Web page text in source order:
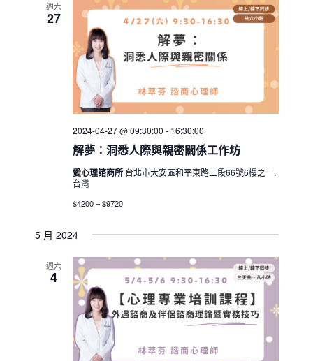
週六
27
解夢：洞悉人際與親密關係工作坊
2024-04-27 @ 09:30:00 - 16:30:00
愛心理諮商所 台北市大安區和平東路二段66號6樓之一,
台灣
$4200 – $9720
5 月 2024
週六
4